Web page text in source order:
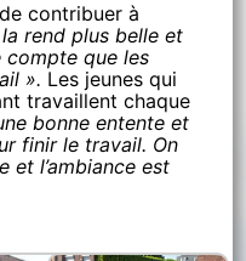
contribuer à
rend plus belle et
compte que les
». Les jeunes qui
travaillent chaque
bonne entente et
finir le travail. On
et l’ambiance est